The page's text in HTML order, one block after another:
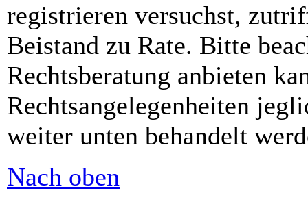
registrieren versuchst,
Beistand zu Rate. Bitte
Rechtsberatung anbieten
Rechtsangelegenheiten
weiter unten behandelt
Nach oben